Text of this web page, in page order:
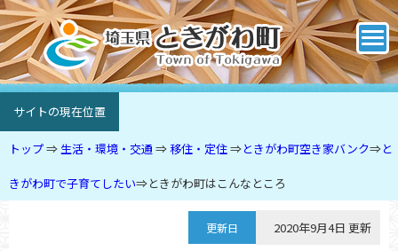
サイトの現在位置
トップ⇒生活・環境・交通 ⇒移住・定住⇒ときがわ町空き家バンク⇒と
きがわ町で子育てしたい⇒ときがわ町はこんなところ
更新日
2020年9月4日 更新